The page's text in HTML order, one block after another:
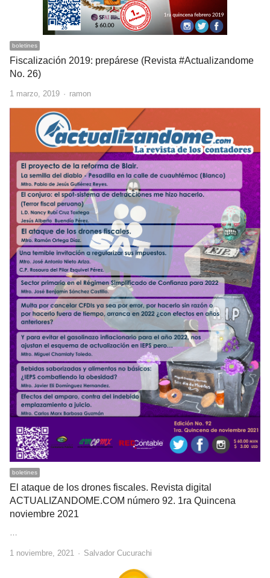
boletines
Fiscalización 2019: prepárese (Revista #Actualizandome
No. 26)
1 marzo, 2019 Author
ramon
boletines
El ataque de los drones fiscales. Revista digital
ACTUALIZANDOME.COM número 92. 1ra Quincena
noviembre 2021
…
1 noviembre, 2021 Author
Salvador Cucurachi